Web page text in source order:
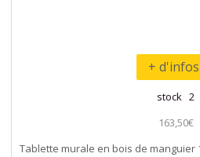
+ d'infos
stock 2
163,50€
Tablette murale en bois de manguier